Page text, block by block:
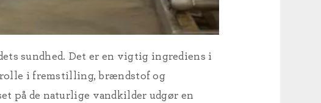
sundhed. Det er en vigtig ingrediens i
i fremstilling, brændstof og
på de naturlige vandkilder udgør en